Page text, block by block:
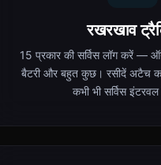
रखरखाव
15 प्रकार की सर्विस लॉग करें —
बैटरी और बहुत कुछ। रसीदें अटैच
कभी भी सर्विस